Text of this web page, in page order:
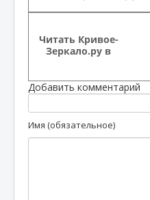
Читать Кривое-
Зеркало.ру в
Добавить комментарий
Имя (обязательное)